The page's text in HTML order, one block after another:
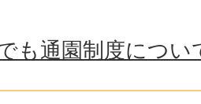
も通園制度につい